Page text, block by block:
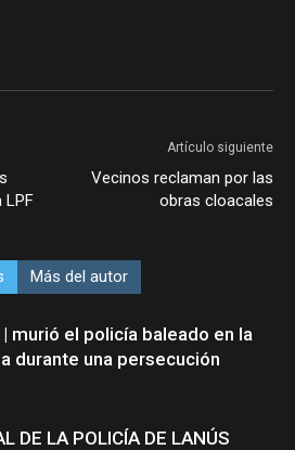
LPF
Artículo siguiente
Vecinos reclaman por las
obras cloacales
Más del autor
| murió el policía baleado en la
durante una persecución
DE LA POLICÍA DE LANÚS